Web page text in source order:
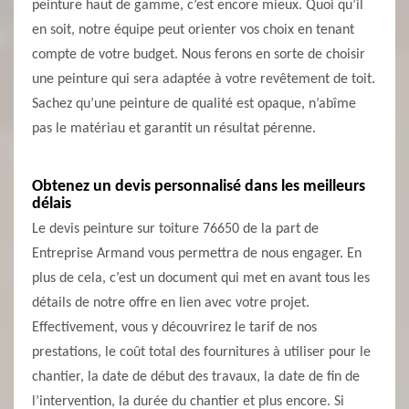
peinture haut de gamme, c’est encore mieux. Quoi qu’il
en soit, notre équipe peut orienter vos choix en tenant
compte de votre budget. Nous ferons en sorte de choisir
une peinture qui sera adaptée à votre revêtement de toit.
Sachez qu’une peinture de qualité est opaque, n’abîme
pas le matériau et garantit un résultat pérenne.
Obtenez un devis personnalisé dans les meilleurs
délais
Le devis peinture sur toiture 76650 de la part de
Entreprise Armand vous permettra de nous engager. En
plus de cela, c’est un document qui met en avant tous les
détails de notre offre en lien avec votre projet.
Effectivement, vous y découvrirez le tarif de nos
prestations, le coût total des fournitures à utiliser pour le
chantier, la date de début des travaux, la date de fin de
l’intervention, la durée du chantier et plus encore. Si